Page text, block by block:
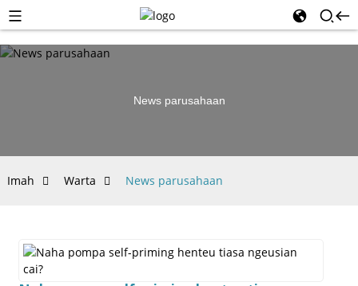
News parusahaan
Imah Warta News parusahaan